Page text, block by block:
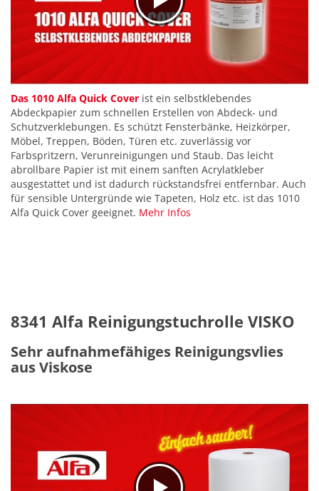
Das 1010 Alfa Quick Cover ist ein selbstklebendes
Abdeckpapier zum schnellen Erstellen von Abdeck- und
Schutzverklebungen. Es schützt Fensterbänke, Heizkörper,
Möbel, Treppen, Böden, Türen etc. zuverlässig vor
Farbspritzern, Verunreinigungen und Staub. Das leicht
abrollbare Papier ist mit einem sanften Acrylatkleber
ausgestattet und ist dadurch rückstandsfrei entfernbar. Auch
für sensible Untergründe wie Tapeten, Holz etc. ist das 1010
Alfa Quick Cover geeignet. Mehr Infos
8341 Alfa Reinigungstuchrolle VISKO
Sehr aufnahmefähiges Reinigungsvlies
aus Viskose